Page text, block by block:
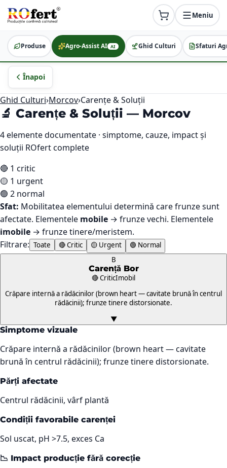
Meniu
Produse Agro-Assist AI AI Ghid Culturi Sfaturi
Înapoi
Ghid Culturi›Morcov›Carențe & Soluții
🔬 Carențe & Soluții — Morcov
4elemente documentate · simptome, cauze, impact și
soluții ROfert complete
🔴 1 critic
🟡 1 urgent
🟢 2 normal
Sfat: Mobilitatea elementului determină care frunze sunt
afectate. Elementele mobile → frunze vechi. Elementele
imobile → frunze tinere/meristem.
Filtrare: Toate 🔴 Critic 🟡 Urgent
🟢 Normal
B
Carență Bor
🔴 CriticImobil
Crăpare internă a rădăcinilor (brown heart — cavitate brună în centrul
rădăcinii); frunze tinere distorsionate.
▼
Simptome vizuale
Crăpare internă a rădăcinilor (brown heart — cavitate
brună în centrul rădăcinii); frunze tinere distorsionate.
Părți afectate
Centrul rădăcinii, vârf plantă
Condiții favorabile carenței
Sol uscat, pH >7.5, exces Ca
📉 Impact producție fără corecție